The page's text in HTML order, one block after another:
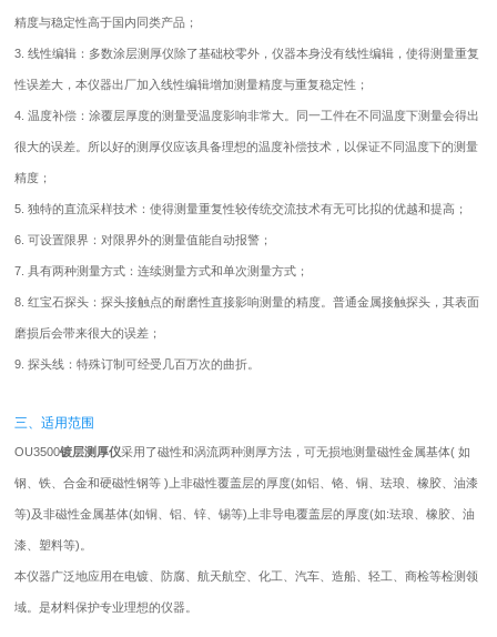
精度与稳定性高于国内同类产品；
3. 线性编辑：多数涂层测厚仪除了基础校零外，仪器本身没有线性编辑，使得测量重复
性误差大，本仪器出厂加入线性编辑增加测量精度与重复稳定性；
4. 温度补偿：涂覆层厚度的测量受温度影响非常大。同一工件在不同温度下测量会得出
很大的误差。所以好的测厚仪应该具备理想的温度补偿技术，以保证不同温度下的测量
精度；
5. 独特的直流采样技术：使得测量重复性较传统交流技术有无可比拟的优越和提高；
6. 可设置限界：对限界外的测量值能自动报警；
7. 具有两种测量方式：连续测量方式和单次测量方式；
8. 红宝石探头：探头接触点的耐磨性直接影响测量的精度。普通金属接触探头，其表面
磨损后会带来很大的误差；
9. 探头线：特殊订制可经受几百万次的曲折。
三、适用范围
OU3500镀层测厚仪采用了磁性和涡流两种测厚方法，可无损地测量磁性金属基体( 如
钢、铁、合金和硬磁性钢等 )上非磁性覆盖层的厚度(如铝、铬、铜、珐琅、橡胶、油漆
等)及非磁性金属基体(如铜、铝、锌、锡等)上非导电覆盖层的厚度(如:珐琅、橡胶、油
漆、塑料等)。
本仪器广泛地应用在电镀、防腐、航天航空、化工、汽车、造船、轻工、商检等检测领
域。是材料保护专业理想的仪器。